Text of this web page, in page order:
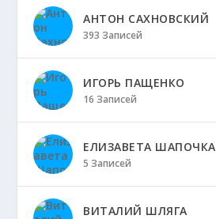
АНТОН САХНОВСКИЙ
393 Записей
ИГОРЬ ПАЩЕНКО
16 Записей
ЕЛИЗАВЕТА ШАПОЧКА
5 Записей
ВИТАЛИЙ ШЛЯГА